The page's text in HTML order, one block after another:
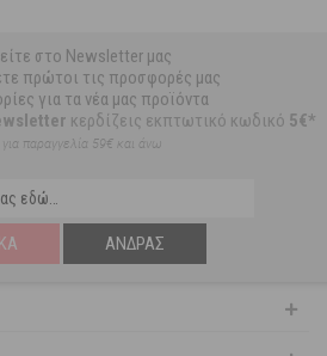
στο Newsletter μας
πρώτοι τις προσφορές μας
για τα νέα μας προϊόντα
κερδίζεις εκπτωτικό κωδικό 5€*
για παραγγελία 59€ και άνω
ΆΝΔΡΑΣ